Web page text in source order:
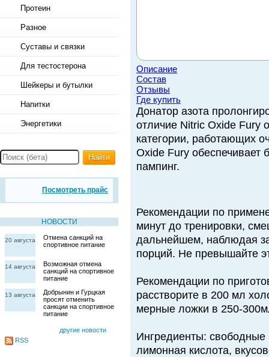
Протеин
Разное
Суставы и связки
Для тестостерона
Шейкеры и бутылки
Напитки
Энергетики
Найти
Посмотреть прайс
НОВОСТИ
20 августа
Отмена санкций на
спортивное питание
14 августа
Возможная отмена
санкций на спортивное
питание
13 августа
Добрынин и Гурцкая
просят отменить
санкции на спортивное
питание
другие новости
RSS
Описание
Состав
Отзывы
Где купить
Донатор азота
отличие Nitric Oxide Fury
категории, работающих
Oxide Fury обеспечивает
пампинг.
Рекомендации по
минут до тренировки,
дальнейшем, наблюдая
порций. Не превышайте
Рекомендации по
расстворите в 200 мл
мерные ложки в 250-
Ингредиенты: свободные
лимонная кислота,